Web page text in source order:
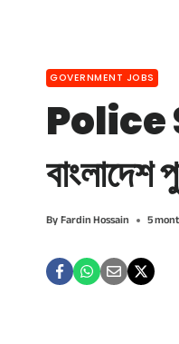
GOVERNMENT JOBS
Police
বাংলাদেশ
ByFardin Hossain 5